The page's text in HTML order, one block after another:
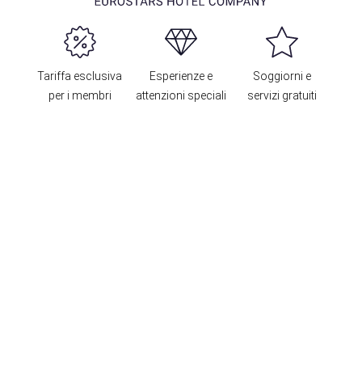
Tariffa esclusiva
per i membri
Esperienze e
attenzioni speciali
Soggiorni e
servizi gratuiti